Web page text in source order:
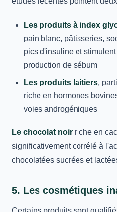
Les produits à index
pain blanc, pâtisseries,
pics d'insuline et
production de sébum
Les produits laitiers,
riche en hormones
voies androgéniques
Le chocolat noir riche en
significativement corrélé à
chocolatées sucrées et
5. Les cosmétiques
Certains produits sont